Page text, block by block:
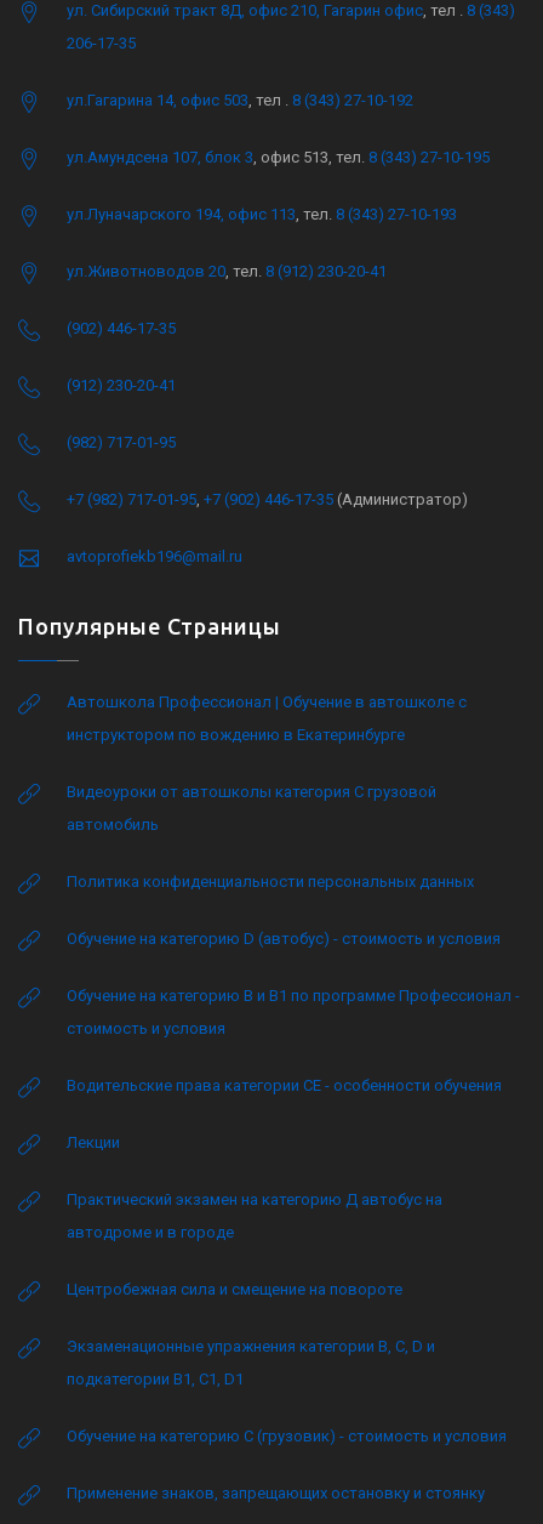
ул. Сибирский тракт 8Д, офис 210, Гагарин офис, тел . 8 (343)
206-17-35
ул.Гагарина 14, офис 503, тел . 8 (343) 27-10-192
ул.Амундсена 107, блок 3, офис 513, тел. 8 (343) 27-10-195
ул.Луначарского 194, офис 113, тел. 8 (343) 27-10-193
ул.Животноводов 20, тел. 8 (912) 230-20-41
(902) 446-17-35
(912) 230-20-41
(982) 717-01-95
+7 (982) 717-01-95, +7 (902) 446-17-35 (Администратор)
avtoprofiekb196@mail.ru
Популярные Страницы
Автошкола Профессионал | Обучение в автошколе с
инструктором по вождению в Екатеринбурге
Видеоуроки от автошколы категория C грузовой
автомобиль
Политика конфиденциальности персональных данных
Обучение на категорию D (автобус) - стоимость и условия
Обучение на категорию B и B1 по программе Профессионал -
стоимость и условия
Водительские права категории CE - особенности обучения
Лекции
Практический экзамен на категорию Д автобус на
автодроме и в городе
Центробежная сила и смещение на повороте
Экзаменационные упражнения категории B, C, D и
подкатегории B1, C1, D1
Обучение на категорию C (грузовик) - стоимость и условия
Применение знаков, запрещающих остановку и стоянку